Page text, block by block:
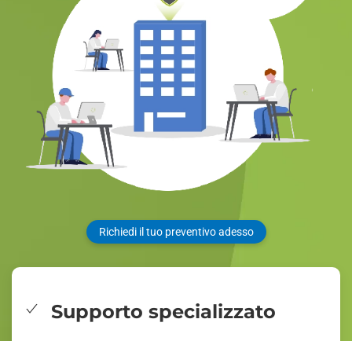
Richiedi il tuo preventivo adesso
Supporto specializzato